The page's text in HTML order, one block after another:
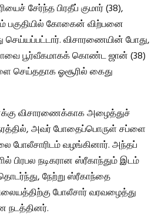
சேர்ந்த பிரதீப் குமார் (38),
பகுதியில் கோகைன் விற்பனை
செய்யப்பட்டார். விசாரணையின் போது,
பூர்வீகமாகக் கொண்ட ஜான் (38)
ஓசூரில் கைது
விசாரணைக்காக அழைத்துச்
அவர் போதைப்பொருள் சப்ளை
போலீசாரிடம் வழங்கினார். அந்தப்
பிரபல நடிகரான ஸ்ரீகாந்தும் இடம்
நேற்று ஸ்ரீகாந்தை
போலீசார் வரவழைத்து
நடத்தினர்.